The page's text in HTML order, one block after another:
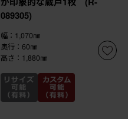
089305)
幅：1,070㎜
奥行：60㎜
高さ：1,880㎜